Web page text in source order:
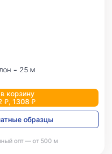
= 25 м
корзину
₽, 1308 ₽
образцы
опт — от 500 м